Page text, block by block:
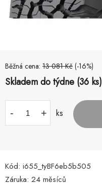
Běžná cena: 13 081 Kč (-16%)
Skladem do týdne (36 ks)
- + ks
Kód: i655_tyBF6eb5b505
Záruka: 24 měsíců